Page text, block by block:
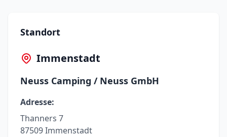
Standort
Immenstadt
Neuss Camping / Neuss GmbH
Adresse:
Thanners 7
87509 Immenstadt